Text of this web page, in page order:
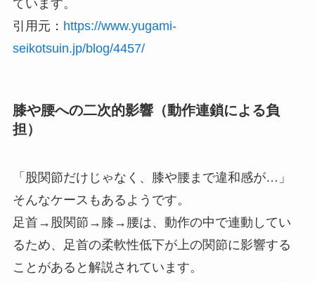
ています。
引用元： https://www.yugami-
seikotsuin.jp/blog/4457/
膝や腰への二次的影響（動作連鎖による負
担）
「股関節だけじゃなく、膝や腰まで違和感が…」
そんなケースもあるようです。
足首→股関節→膝→腰は、動作の中で連動してい
るため、足首の柔軟性低下が上の関節に影響する
ことがあると解説されています。